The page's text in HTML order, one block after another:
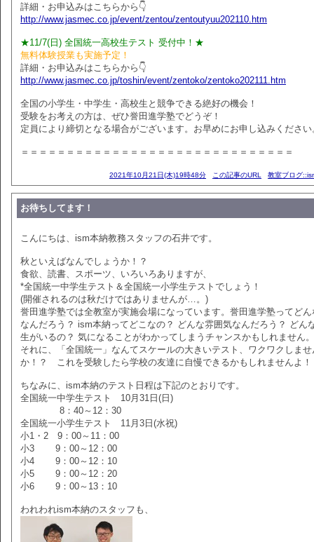
詳細・お申込みはこちらから👇
http://www.jasmec.co.jp/event/zentou/zentoutyuu202110.htm
★11/7(日) 全国統一高校生テスト 受付中！★
無料体験授業も実施予定！
詳細・お申込みはこちらから👇
http://www.jasmec.co.jp/toshin/event/zentoko/zentoko202111.htm
全国の小学生・中学生・高校生と競争できる絶好の機会！
受験をお考えの方は、ぜひ誉田進学塾でどうぞ！
定員により締切となる場合がございます。お早めにお申し込みください
＝＝＝＝＝＝＝＝＝＝＝＝＝＝＝＝＝＝＝＝＝＝＝＝＝＝＝＝＝＝
2021年10月21日(木)19時48分 この記事のURL 教室ブログ
お待ちしてます！
こんにちは、ism本納教務スタッフの石井です。
秋といえばなんでしょうか！？
食欲、読書、スポーツ、いろいろありますが、
*全国統一中学生テスト＆全国統一小学生テストでしょう！
(開催されるのは秋だけではありませんが…。)
誉田進学塾では全教室が実施会場になっています。誉田進学塾ってどん
なんだろう？ ism本納ってどこなの？ どんな雰囲気なんだろう？ どん
生がいるの？ 気になることがわかってしまうチャンスかもしれません。
それに、「全国統一」なんてスケールの大きいテスト、ワクワクしませ
か！？ これを受験したら学校の友達に自慢できるかもしれませんよ！
ちなみに、ism本納のテスト日程は下記のとおりです。
全国統一中学生テスト 10月31日(日)
8：40～12：30
全国統一小学生テスト 11月3日(水祝)
小1・2 9：00～11：00
小3 9：00～12：00
小4 9：00～12：10
小5 9：00～12：20
小6 9：00～13：10
われわれism本納のスタッフも、